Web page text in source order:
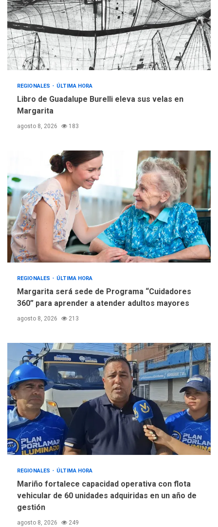
3
operativa con flota
vehicular de 60 unidades
adquiridas en un año de
gestión
4
REGIONALES ÚLTIMA HORA
«Juan Bautista Arismendi» a
la altura de Macho Muerto
trabajan en diplomado para
creación y manejo de
estadísticas de turismo
REGIONALES ÚLTIMA HORA
Libro de Guadalupe Burelli eleva sus velas en
Margarita
agosto 8, 2026 183
REGIONALES ÚLTIMA HORA
Margarita será sede de Programa “Cuidadores
360” para aprender a atender adultos mayores
agosto 8, 2026 213
REGIONALES ÚLTIMA HORA
Mariño fortalece capacidad operativa con flota
vehicular de 60 unidades adquiridas en un año de
gestión
agosto 8, 2026 249